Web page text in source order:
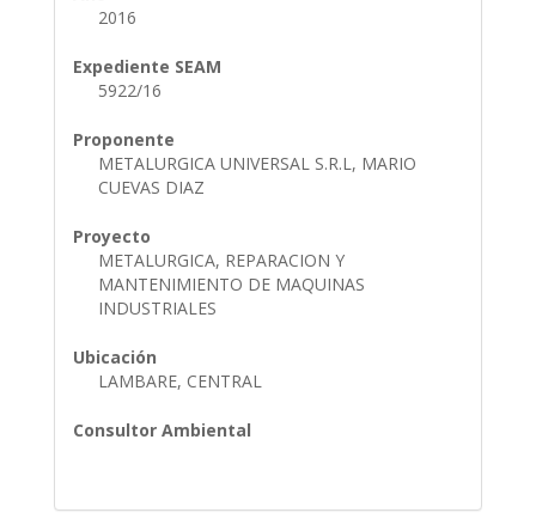
2016
Expediente SEAM
5922/16
Proponente
METALURGICA UNIVERSAL S.R.L, MARIO
CUEVAS DIAZ
Proyecto
METALURGICA, REPARACION Y
MANTENIMIENTO DE MAQUINAS
INDUSTRIALES
Ubicación
LAMBARE, CENTRAL
Consultor Ambiental